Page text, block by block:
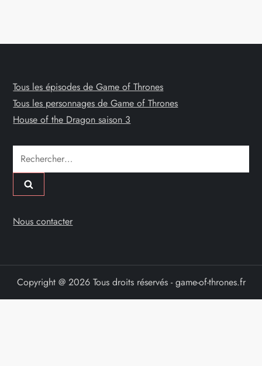
n
a
t
i
o
n
e
s
Tous les épisodes de Game of Thrones
Tous les personnages de Game of Thrones
House of the Dragon saison 3
Rechercher :
Nous contacter
Copyright @ 2026 Tous droits réservés - game-of-thrones.fr